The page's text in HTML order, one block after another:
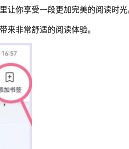
让你享受一段更加完美的阅读时光
来非常舒适的阅读体验。